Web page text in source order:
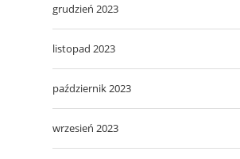
grudzień 2023
listopad 2023
październik 2023
wrzesień 2023